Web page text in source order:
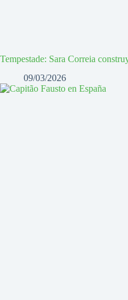
Tempestade: Sara Correia
09/03/2026